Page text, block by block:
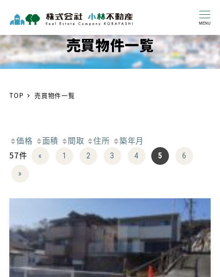
MENU
売買物件一覧
TOP 売買物件一覧
価格 面積 間取 住所
築年月
57件
« 1 2 3 4 5
6
»